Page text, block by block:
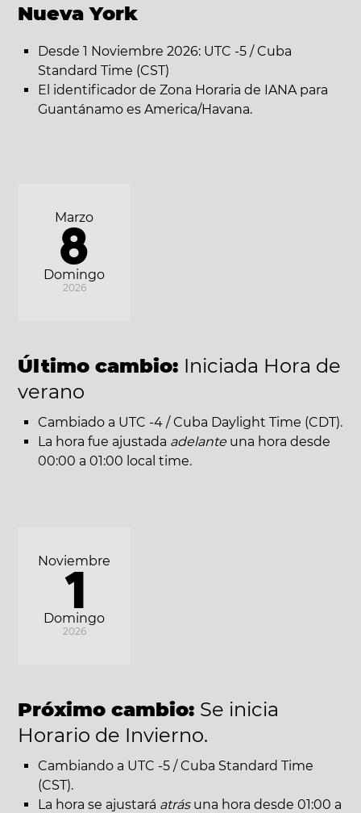
Nueva York
Desde 1 Noviembre 2026: UTC -5 / Cuba
Standard Time (CST)
El identificador de Zona Horaria de IANA para
Guantánamo es America/Havana.
Domingo
Marzo
8
2026
Último cambio: Iniciada Hora de
verano
Cambiado a UTC -4 / Cuba Daylight Time (CDT).
La hora fue ajustada adelante una hora desde
00:00 a 01:00 local time.
Domingo
Noviembre
1
2026
Próximo cambio: Se inicia
Horario de Invierno.
Cambiando a UTC -5 / Cuba Standard Time
(CST).
La hora se ajustará atrásuna hora desde 01:00 a